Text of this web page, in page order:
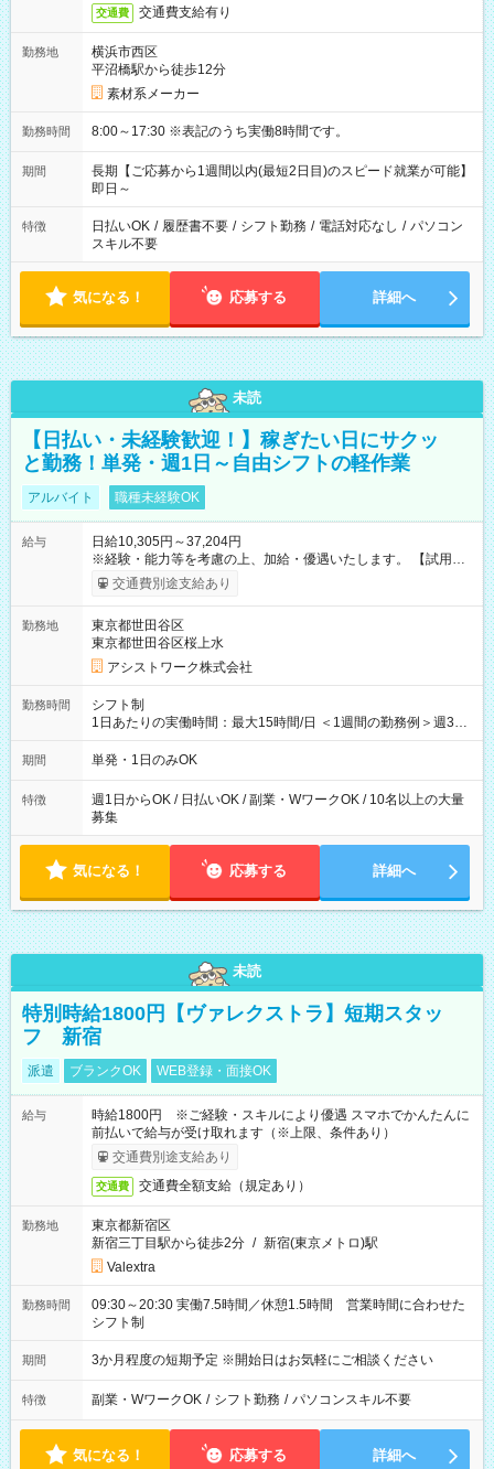
交通費 交通費支給有り
勤務地
横浜市西区
平沼橋駅から徒歩12分
素材系メーカー
勤務時間 8:00～17:30 ※表記のうち実働8時間です。
期間
長期【ご応募から1週間以内(最短2日目)のスピード就業が可能】
即日～
特徴 日払いOK / 履歴書不要 / シフト勤務 / 電話対応なし / パソコン
スキル不要
気になる！ 応募する 詳細へ
未読
【日払い・未経験歓迎！】稼ぎたい日にサクッ
と勤務！単発・週1日～自由シフトの軽作業
アルバイト 職種未経験OK
給与
日給10,305円～37,204円
※経験・能力等を考慮の上、加給・優遇いたします。 【試用期
間】試用期間なし
交通費別途支給あり
勤務地
東京都世田谷区
東京都世田谷区桜上水
アシストワーク株式会社
勤務時間
シフト制
1日あたりの実働時間：最大15時間/日 ＜1週間の勤務例＞週3回
勤務 勤務：月・水・金 休み：火・木・土・日 好きな時にお仕事
可能です！ ※1日あたりの最大実働時間は日勤、夜勤共に勤務し
期間 単発・1日のみOK
特徴
週1日からOK / 日払いOK / 副業・WワークOK / 10名以上の大量
募集
気になる！ 応募する 詳細へ
未読
特別時給1800円【ヴァレクストラ】短期スタッ
フ 新宿
派遣 ブランクOK WEB登録・面接OK
給与
時給1800円 ※ご経験・スキルにより優遇 スマホでかんたんに
前払いで給与が受け取れます（※上限、条件あり）
交通費別途支給あり
交通費 交通費全額支給（規定あり）
勤務地
東京都新宿区
新宿三丁目駅から徒歩2分 / 新宿(東京メトロ)駅
Valextra
勤務時間
09:30～20:30 実働7.5時間／休憩1.5時間 営業時間に合わせた
シフト制
期間 3か月程度の短期予定 ※開始日はお気軽にご相談ください
特徴 副業・WワークOK / シフト勤務 / パソコンスキル不要
気になる！ 応募する 詳細へ